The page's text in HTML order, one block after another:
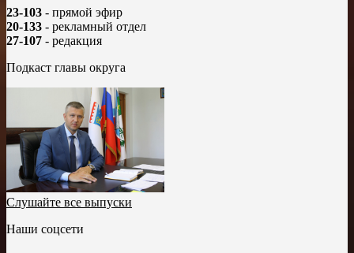
23-103 - прямой эфир
20-133 - рекламный отдел
27-107 - редакция
Подкаст главы округа
Слушайте все выпуски
Наши соцсети